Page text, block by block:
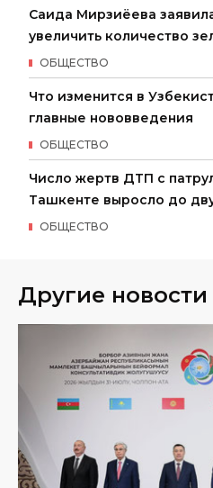
Саида Мирзиёева
увеличить количество
ОБЩЕСТВО
Что изменится в
главные нововведения
ОБЩЕСТВО
Число жертв ДТП с
Ташкенте выросло до
ОБЩЕСТВО
Другие новости